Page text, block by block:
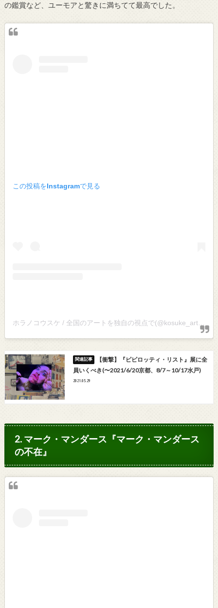
の鑑賞など、ユーモアと驚きに満ちてて最高でした。
この投稿をInstagramで見る
ホラノコウスケ / 全国のアートを独自の視点で(@kosuke_art)がシェアした投稿
【衝撃】『ピピロッティ・リスト』展に全
員いくべき(〜2021/6/20京都、8/7～10/17水戸)
2021.05.29
2. マーク・マンダース『マーク・マンダース
の不在』